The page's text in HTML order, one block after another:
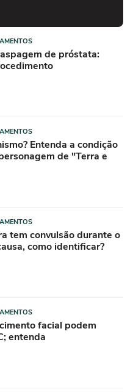
de próstata:
Entenda a condição
de "Terra e
tem convulsão durante o
como identificar?
facial podem
entenda